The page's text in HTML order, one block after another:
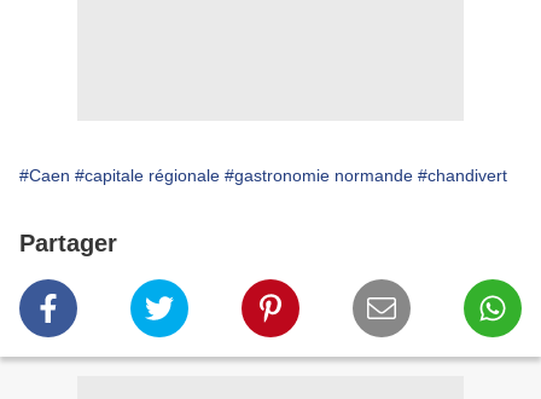
#Caen #capitale régionale #gastronomie normande #chandivert
Partager